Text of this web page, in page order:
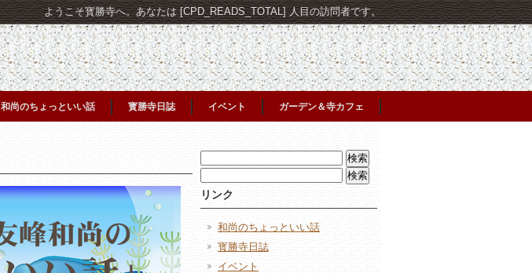
ようこそ寳勝寺へ。あなたは [CPD_READS_TOTAL] 人目の訪問者です。
和尚のちょっといい話 寳勝寺日誌 イベント ガーデン＆寺カフェ
索:
索:
リンク
和尚のちょっといい話
寳勝寺日誌
イベント